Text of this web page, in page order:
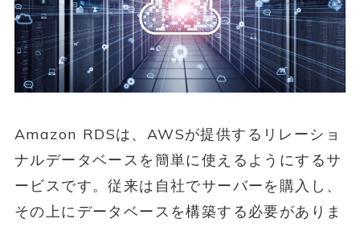
Amazon RDSは、AWSが提供するリレーショ
ナルデータベースを簡単に使えるようにするサ
ービスです。従来は自社でサーバーを購入し、
その上にデータベースを構築する必要がありま